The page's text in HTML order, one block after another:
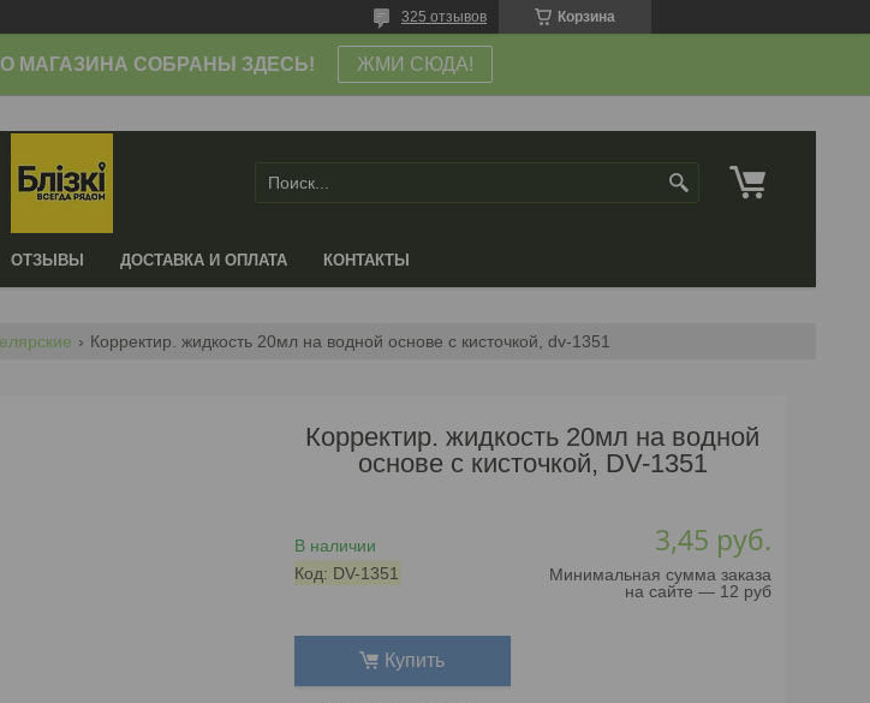
Корзина
325 отзывов
МАГАЗИНА СОБРАНЫ ЗДЕСЬ! ЖМИ СЮДА!
ОТЗЫВЫ ДОСТАВКА И ОПЛАТА КОНТАКТЫ
Корректир. жидкость 20мл на водной основе с кисточкой, dv-1351
Корректир. жидкость 20мл на водной
основе с кисточкой, DV-1351
В наличии
Код: DV-1351
3,45 руб.
Минимальная сумма заказа
на сайте — 12 руб
Купить